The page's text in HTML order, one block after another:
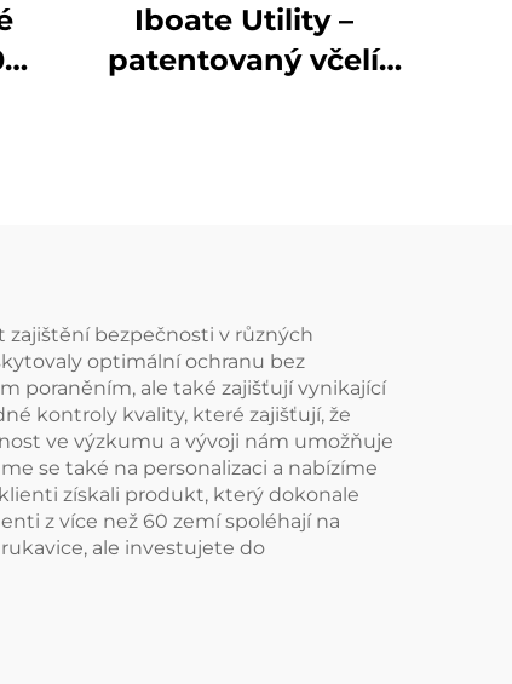
Iboate Utility –
patentovaný včelí
zajištění bezpečnosti v různých
optimální ochranu bez
poraněním, ale také zajišťují vynikající
kontroly kvality, které zajišťují, že
ve výzkumu a vývoji nám umožňuje
se také na personalizaci a nabízíme
získali produkt, který dokonale
z více než 60 zemí spoléhají na
ale investujete do